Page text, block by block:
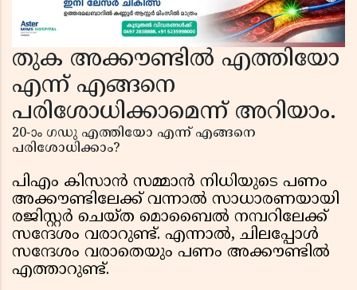
തുക അക്കൗണ്ടിൽ എത്തിയോ
എന്ന് എങ്ങനെ
പരിശോധിക്കാമെന്ന് അറിയാം.
20-ാം ഗഡു എത്തിയോ എന്ന് എങ്ങനെ
പരിശോധിക്കാം?
പിഎം കിസാൻ സമ്മാൻ നിധിയുടെ പണം
അക്കൗണ്ടിലേക്ക് വന്നാൽ സാധാരണയായി
രജിസ്റ്റർ ചെയ്ത മൊബൈൽ നമ്പറിലേക്ക്
സന്ദേശം വരാറുണ്ട്. എന്നാൽ, ചിലപ്പോൾ
സന്ദേശം വരാതെയും പണം അക്കൗണ്ടിൽ
എത്താറുണ്ട്.